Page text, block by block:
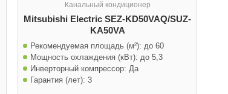
Канальный кондиционер
Mitsubishi Electric SEZ-KD50VAQ/SUZ-
KA50VA
Рекомендуемая площадь (м²): до 60
Мощность охлаждения (кВт): до 5,3
Инверторный компрессор: Да
Гарантия (лет): 3